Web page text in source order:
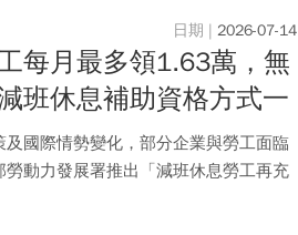
2026-07-14
每月最多領1.63萬，無
班休息補助資格方式一
國際情勢變化，部分企業與勞工面臨
動力發展署推出「減班休息勞工再充